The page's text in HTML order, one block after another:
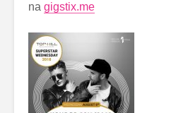
na gigstix.me